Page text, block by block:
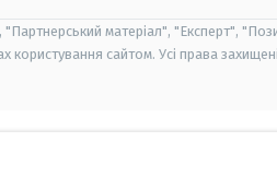
"Партнерський матеріал", "Експерт",
сайтом. Усі права